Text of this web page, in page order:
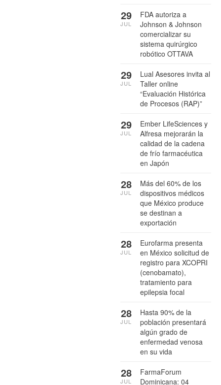
FDA autoriza a
Johnson & Johnson
comercializar su
sistema quirúrgico
robótico OTTAVA
29
JUL
Lual Asesores invita al
Taller online
“Evaluación Histórica
de Procesos (RAP)”
29
JUL
Ember LifeSciences y
Alfresa mejorarán la
calidad de la cadena
de frío farmacéutica
en Japón
29
JUL
Más del 60% de los
dispositivos médicos
que México produce
se destinan a
exportación
28
JUL
Eurofarma presenta
en México solicitud de
registro para XCOPRI
(cenobamato),
tratamiento para
epilepsia focal
28
JUL
Hasta 90% de la
población presentará
algún grado de
enfermedad venosa
en su vida
28
JUL
FarmaForum
Dominicana: 04
28
JUL